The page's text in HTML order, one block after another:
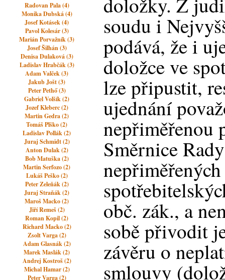
Radovan Pala (4)
Monika Dubská (4)
Josef Kotásek (4)
Pavol Kolesár (3)
Marián Porvažník (3)
Josef Šilhán (3)
Denisa Dulaková (3)
Ladislav Hrabčák (3)
Adam Valček (3)
Jakub Jošt (3)
Peter Pethő (3)
Gabriel Volšík (2)
Jozef Kleberc (2)
Martin Gedra (2)
Tomáš Plško (2)
Ladislav Pollák (2)
Juraj Schmidt (2)
Anton Dulak (2)
Bob Matuška (2)
Martin Serfozo (2)
Lukáš Peško (2)
Peter Zeleňák (2)
Juraj Straňák (2)
Maroš Macko (2)
Jiří Remeš (2)
Roman Kopil (2)
Richard Macko (2)
Zsolt Varga (2)
Adam Glasnák (2)
Marek Maslák (2)
Andrej Kostroš (2)
Michal Hamar (2)
Peter Varga (2)
soudu i
podává, že i
doložce ve
lze připustit,
ujednání
nepřiměřenou
Směrnice
obč. zák., a
sobě přivodit
závěru o
smlouvy